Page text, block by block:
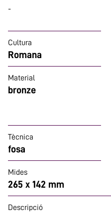
-
Cultura
Romana
Material
bronze
Tècnica
fosa
Mides
265 x 142 mm
Descripció